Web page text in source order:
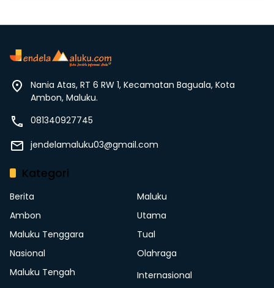
Nania Atas, RT 6 RW 1, Kecamatan Baguala, Kota
Ambon, Maluku.
081340927745
jendelamaluku03@gmail.com
Kategori
Berita
Maluku
Ambon
Utama
Maluku Tenggara
Tual
Nasional
Olahraga
Maluku Tengah
Internasional